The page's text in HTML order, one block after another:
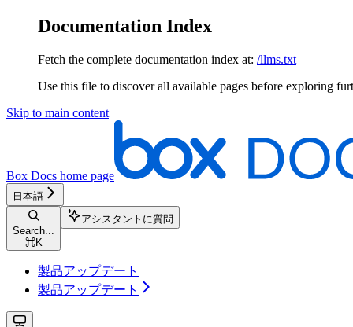
Documentation Index
Fetch the complete documentation index at: /llms.txt
Use this file to discover all available pages before exploring
Skip to main content
Box Docs home page
日本語
Search...
⌘K
アシスタントに質問
製品アップデート
製品アップデート